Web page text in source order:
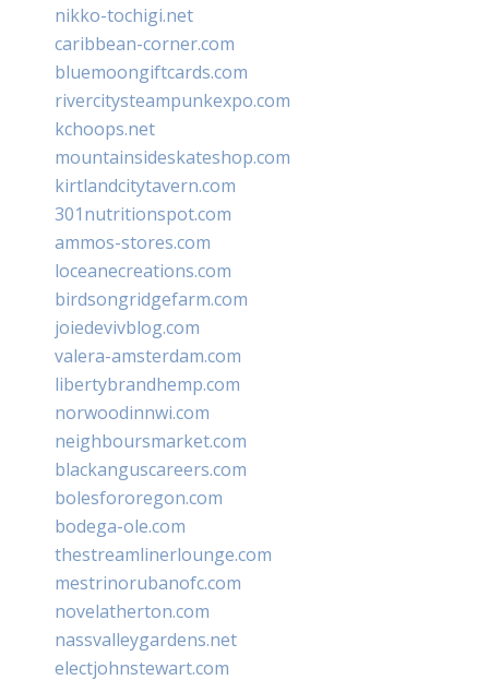
nikko-tochigi.net
caribbean-corner.com
bluemoongiftcards.com
rivercitysteampunkexpo.com
kchoops.net
mountainsideskateshop.com
kirtlandcitytavern.com
301nutritionspot.com
ammos-stores.com
loceanecreations.com
birdsongridgefarm.com
joiedevivblog.com
valera-amsterdam.com
libertybrandhemp.com
norwoodinnwi.com
neighboursmarket.com
blackanguscareers.com
bolesfororegon.com
bodega-ole.com
thestreamlinerlounge.com
mestrinorubanofc.com
novelatherton.com
nassvalleygardens.net
electjohnstewart.com